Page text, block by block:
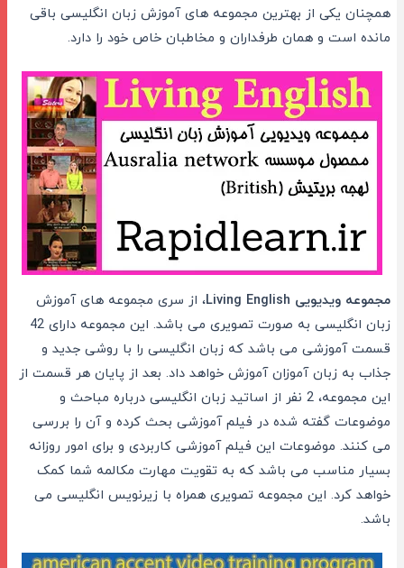
همچنان یکی از بهترین مجموعه های آموزش زبان انگلیسی باقی
مانده است و همان طرفداران و مخاطبان خاص خود را دارد.
مجموعه ویدیویی Living English
، از سری مجموعه های آموزش
زبان انگلیسی به صورت تصویری می باشد. این مجموعه دارای 42
قسمت آموزشی می باشد که زبان انگلیسی را با روشی جدید و
جذاب به زبان آموزان آموزش خواهد داد. بعد از پایان هر قسمت از
این مجموعه، 2 نفر از اساتید زبان انگلیسی درباره مباحث و
موضوعات گفته شده در فیلم آموزشی بحث کرده و آن را بررسی
می کنند. موضوعات این فیلم آموزشی کاربردی و برای امور روزانه
بسیار مناسب می باشد که به تقویت مهارت مکالمه شما کمک
خواهد کرد. این مجموعه تصویری همراه با زیرنویس انگلیسی می
باشد.